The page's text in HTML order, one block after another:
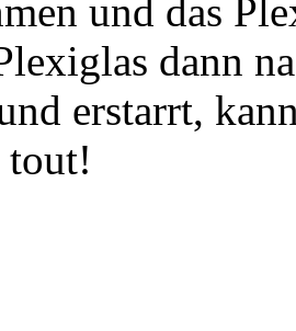
und das
dann
erstarrt,
tout!